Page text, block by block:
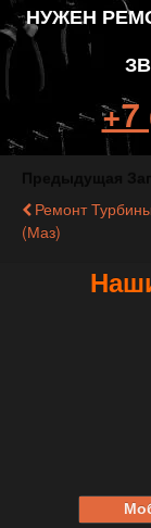
НУЖЕН
+7
Ремонт
(Маз)